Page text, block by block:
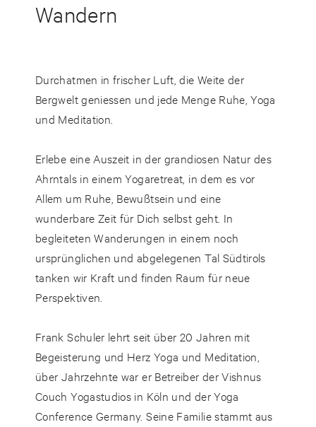
Wandern
Durchatmen in frischer Luft, die Weite der
Bergwelt geniessen und jede Menge Ruhe, Yoga
und Meditation.
Erlebe eine Auszeit in der grandiosen Natur des
Ahrntals in einem Yogaretreat, in dem es vor
Allem um Ruhe, Bewußtsein und eine
wunderbare Zeit für Dich selbst geht. In
begleiteten Wanderungen in einem noch
ursprünglichen und abgelegenen Tal Südtirols
tanken wir Kraft und finden Raum für neue
Perspektiven.
Frank Schuler lehrt seit über 20 Jahren mit
Begeisterung und Herz Yoga und Meditation,
über Jahrzehnte war er Betreiber der Vishnus
Couch Yogastudios in Köln und der Yoga
Conference Germany. Seine Familie stammt aus